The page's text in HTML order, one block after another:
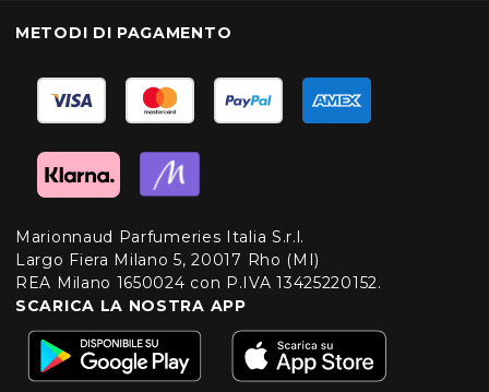
METODI DI PAGAMENTO
Marionnaud Parfumeries Italia S.r.l.
Largo Fiera Milano 5, 20017 Rho (MI)
REA Milano 1650024 con P.IVA 13425220152.
SCARICA LA NOSTRA APP